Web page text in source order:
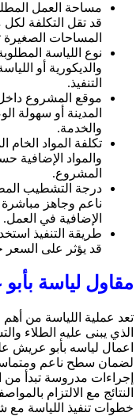
مساحة العمل
قد تقل التكلفة لكل
المساحات الصغيرة
نوع اللياسة
والديكورية أو
التنفيذ.
موقع المشروع
المدينة أو سهولة
والخدمة.
تكلفة المواد
والمواد الإضافية
المشروع.
درجة التشطيب
ناعم وجاهز مباشرة
الإضافية في العمل.
طريقة التنفيذ
قد يؤثر على
مقاول لياسة
تعد عملية اللياسة من
الذي يبنى عليه الطلاء
اعمال لياسه بأبو عريش
لضمان سطح ناعم
إجراءات مدروسة تبدأ
النتائج مع الالتزام
خطوات تنفيذ اللياسة مع